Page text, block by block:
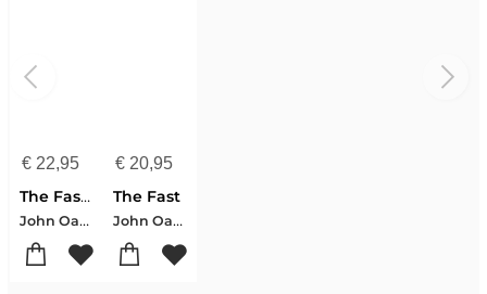
€22,95
The Fast: The History, Science, Philosophy, and Promise of Doing Without
John Oakes
€20,95
The Fast
John Oakes